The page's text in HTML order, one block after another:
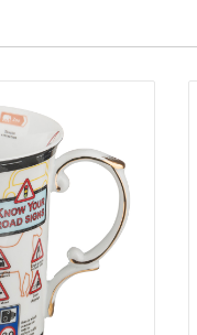
Изделия из
печи, разрешено
только мягкие